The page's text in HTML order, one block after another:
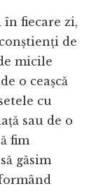
în fiecare zi,
de
micile
o ceașcă
cu
sau de o
fim
găsim